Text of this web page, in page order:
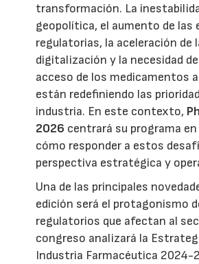
transformación. La
geopolítica, el aumento de las
regulatorias, la aceleración de
digitalización y la necesidad
acceso de los medicamentos
están redefiniendo las
industria. En este contexto,
2026 centrará su programa
cómo responder a estos
perspectiva estratégica y
Una de las principales
edición será el protagonismo
regulatorios que afectan al
congreso analizará la
Industria Farmacéutica 2024-